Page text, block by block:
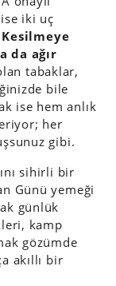
iki uç
Kesilmeye
da ağır
tabaklar,
bile
ise hem anlık
her
gibi.
sihirli bir
Günü yemeği
günlük
kamp
gözümde
akıllı bir